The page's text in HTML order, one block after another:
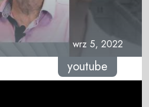
wrz 5, 2022
youtube